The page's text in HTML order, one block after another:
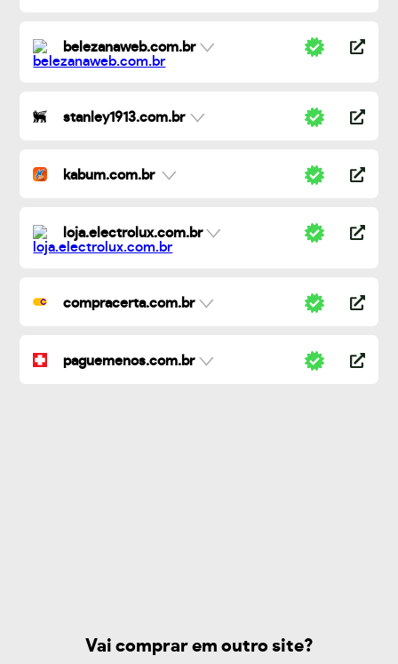
belezanaweb.com.br
stanley1913.com.br
kabum.com.br
loja.electrolux.com.br
compracerta.com.br
paguemenos.com.br
Vai comprar em outro site?